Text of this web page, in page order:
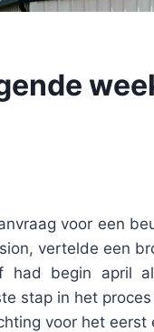
voor een
vertelde een
had begin april
stap in het
voor het